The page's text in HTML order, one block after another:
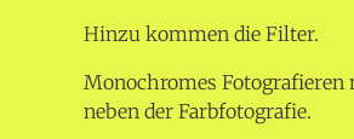
Hinzu kommen die Filter.
Monochromes
neben der Farbfotografie.